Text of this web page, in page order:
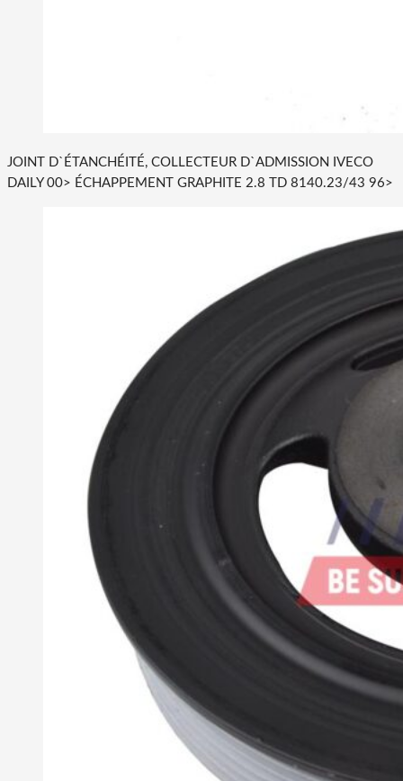
JOINT D`ÉTANCHÉITÉ, COLLECTEUR D`ADMISSION IVECO
DAILY 00> ÉCHAPPEMENT GRAPHITE 2.8 TD 8140.23/43 96>